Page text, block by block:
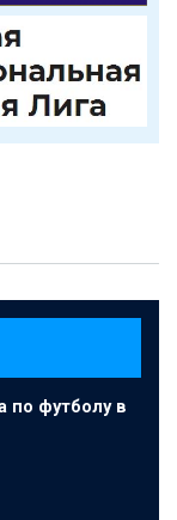
по футболу в